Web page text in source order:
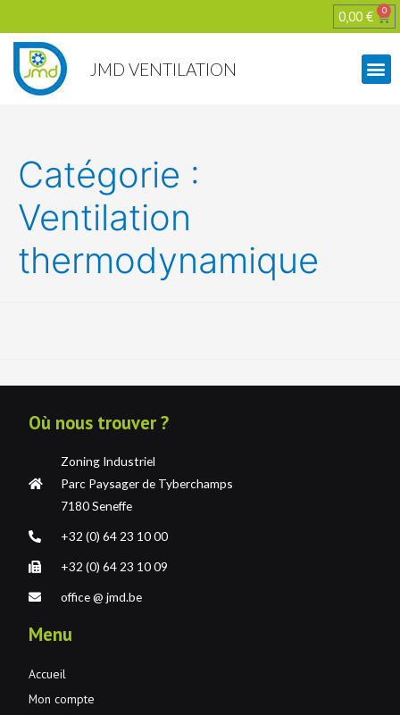
0,00 € 0
JMD VENTILATION
Catégorie :
Ventilation
thermodynamique
Où nous trouver ?
Zoning Industriel
Parc Paysager de Tyberchamps
7180 Seneffe
+32 (0) 64 23 10 00
+32 (0) 64 23 10 09
office @ jmd.be
Menu
Accueil
Mon compte